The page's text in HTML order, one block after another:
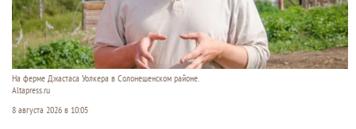
На ферме Джастаса Уолкера в Солонешенском районе.
Altapress.ru
8 августа 2026 в 10:05